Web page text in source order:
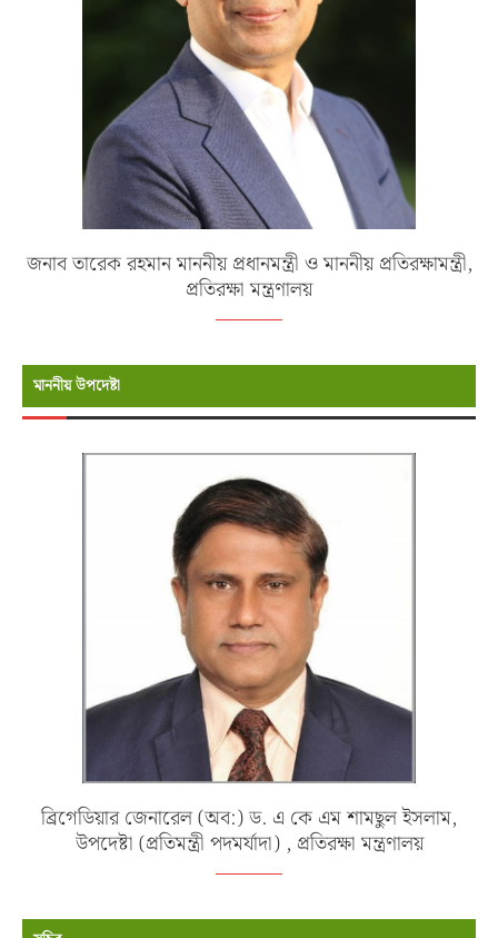
জনাব তারেক রহমান মাননীয় প্রধানমন্ত্রী ও মাননীয় প্রতিরক্ষামন্ত্রী,
প্রতিরক্ষা মন্ত্রণালয়
মাননীয় উপদেষ্টা
ব্রিগেডিয়ার জেনারেল (অব:) ড. এ কে এম শামছুল ইসলাম,
উপদেষ্টা (প্রতিমন্ত্রী পদমর্যাদা) , প্রতিরক্ষা মন্ত্রণালয়